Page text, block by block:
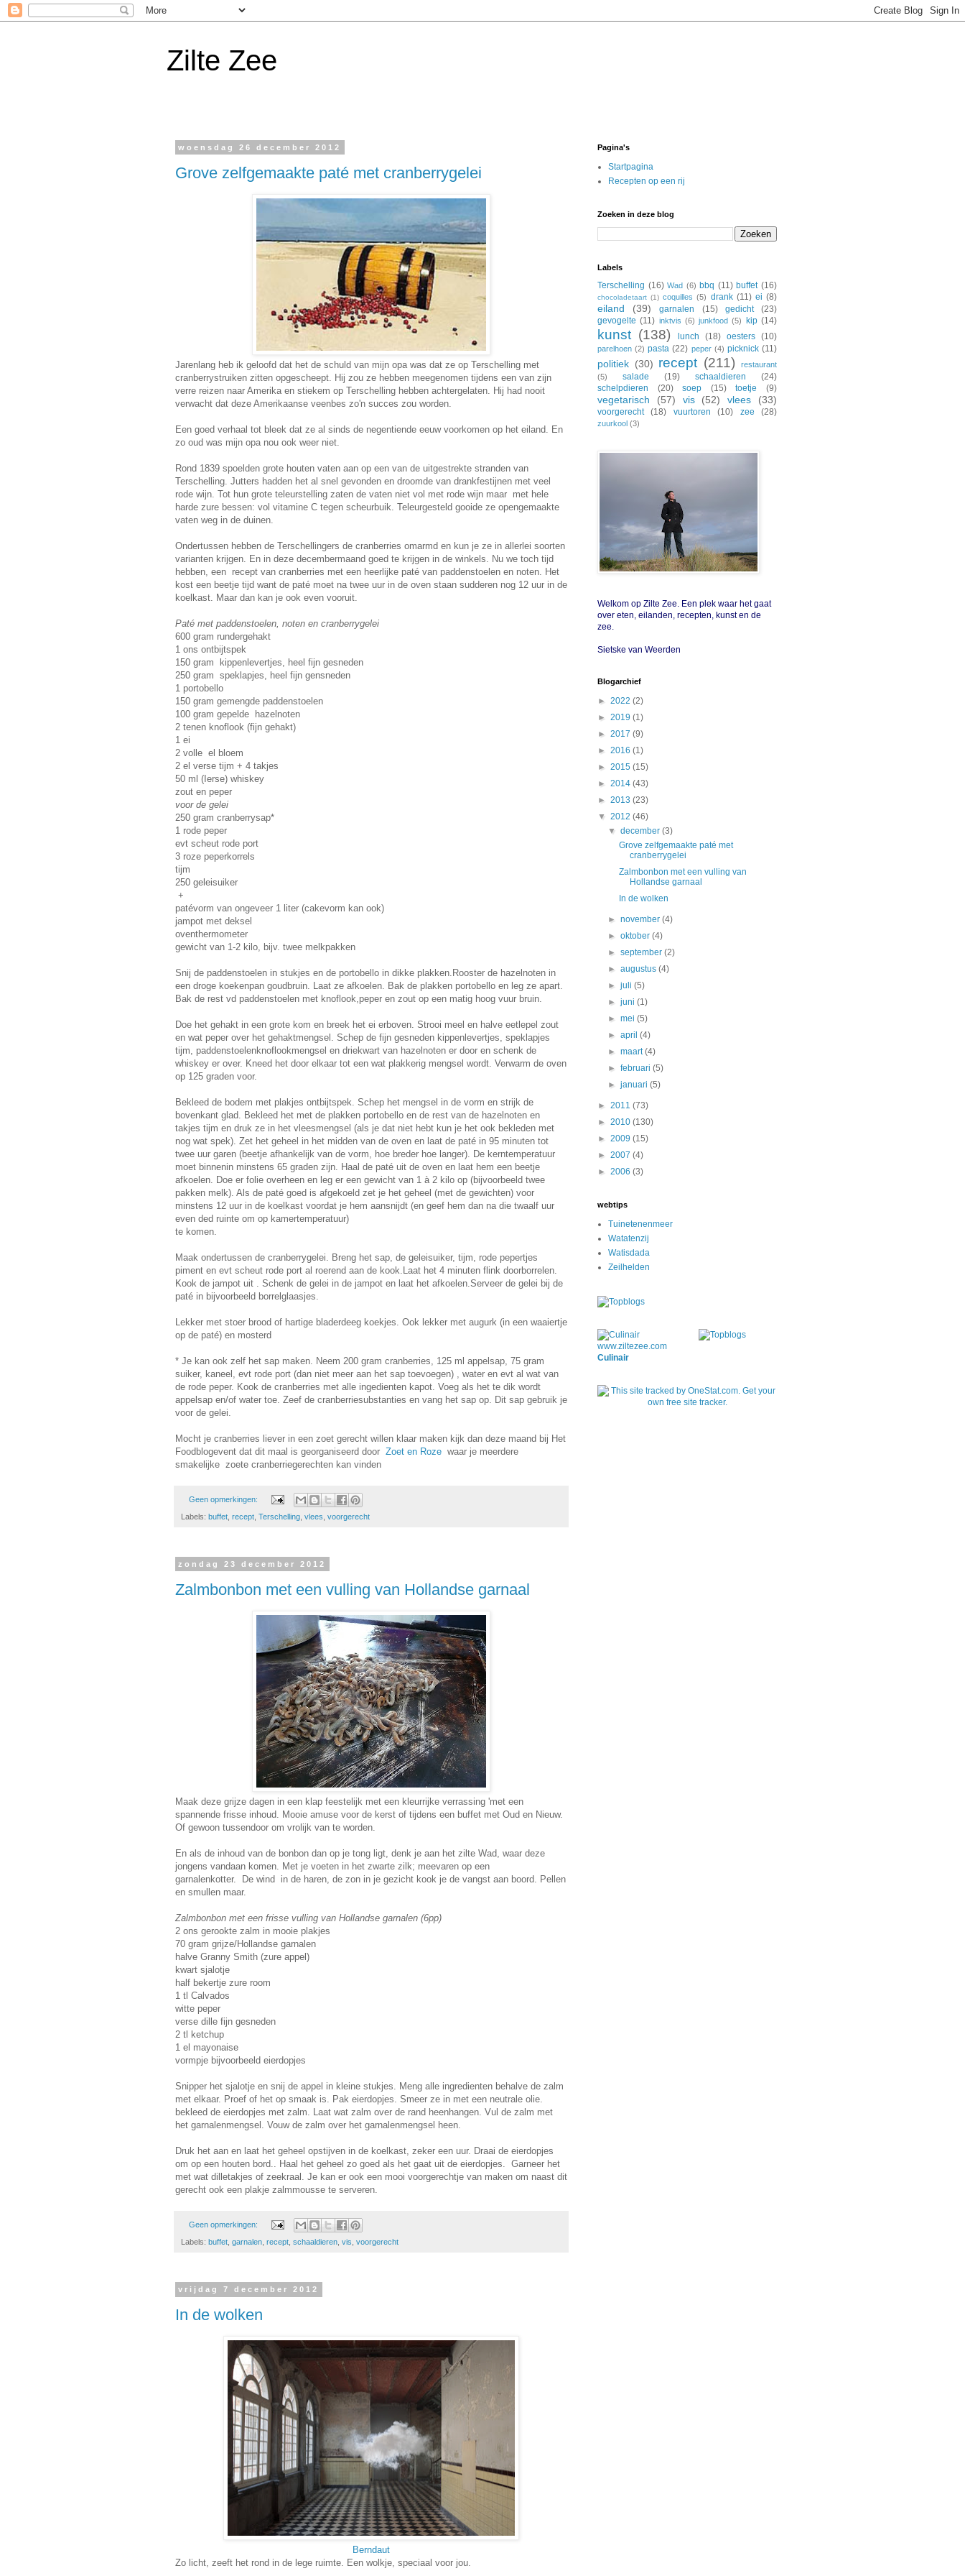
Zilte Zee
woensdag 26 december 2012
Grove zelfgemaakte paté met cranberrygelei
Jarenlang heb ik geloofd dat het de schuld van mijn opa was dat ze op Terschelling met
cranberrystruiken zitten opgescheept. Hij zou ze hebben meegenomen tijdens een van zijn
verre reizen naar Amerika en stiekem op Terschelling hebben achtergelaten. Hij had nooit
verwacht dat deze Amerikaanse veenbes zo'n succes zou worden.
Een goed verhaal tot bleek dat ze al sinds de negentiende eeuw voorkomen op het eiland. En
zo oud was mijn opa nou ook weer niet.
Rond 1839 spoelden grote houten vaten aan op een van de uitgestrekte stranden van
Terschelling. Jutters hadden het al snel gevonden en droomde van drankfestijnen met veel
rode wijn. Tot hun grote teleurstelling zaten de vaten niet vol met rode wijn maar met hele
harde zure bessen: vol vitamine C tegen scheurbuik. Teleurgesteld gooide ze opengemaakte
vaten weg in de duinen.
Ondertussen hebben de Terschellingers de cranberries omarmd en kun je ze in allerlei soorten
varianten krijgen. En in deze decembermaand goed te krijgen in de winkels. Nu we toch tijd
hebben, een recept van cranberries met een heerlijke paté van paddenstoelen en noten. Het
kost een beetje tijd want de paté moet na twee uur in de oven staan sudderen nog 12 uur in de
koelkast. Maar dan kan je ook even vooruit.
Paté met paddenstoelen, noten en cranberrygelei
600 gram rundergehakt
1 ons ontbijtspek
150 gram kippenlevertjes, heel fijn gesneden
250 gram speklapjes, heel fijn gensneden
1 portobello
150 gram gemengde paddenstoelen
100 gram gepelde hazelnoten
2 tenen knoflook (fijn gehakt)
1 ei
2 volle el bloem
2 el verse tijm + 4 takjes
50 ml (Ierse) whiskey
zout en peper
voor de gelei
250 gram cranberrysap*
1 rode peper
evt scheut rode port
3 roze peperkorrels
tijm
250 geleisuiker
+
patévorm van ongeveer 1 liter (cakevorm kan ook)
jampot met deksel
oventhermometer
gewicht van 1-2 kilo, bijv. twee melkpakken
Snij de paddenstoelen in stukjes en de portobello in dikke plakken.Rooster de hazelnoten in
een droge koekenpan goudbruin. Laat ze afkoelen. Bak de plakken portobello en leg ze apart.
Bak de rest vd paddenstoelen met knoflook,peper en zout op een matig hoog vuur bruin.
Doe het gehakt in een grote kom en breek het ei erboven. Strooi meel en halve eetlepel zout
en wat peper over het gehaktmengsel. Schep de fijn gesneden kippenlevertjes, speklapjes
tijm, paddenstoelenknoflookmengsel en driekwart van hazelnoten er door en schenk de
whiskey er over. Kneed het door elkaar tot een wat plakkerig mengsel wordt. Verwarm de oven
op 125 graden voor.
Bekleed de bodem met plakjes ontbijtspek. Schep het mengsel in de vorm en strijk de
bovenkant glad. Bekleed het met de plakken portobello en de rest van de hazelnoten en
takjes tijm en druk ze in het vleesmengsel (als je dat niet hebt kun je het ook bekleden met
nog wat spek). Zet het geheel in het midden van de oven en laat de paté in 95 minuten tot
twee uur garen (beetje afhankelijk van de vorm, hoe breder hoe langer). De kerntemperatuur
moet binnenin minstens 65 graden zijn. Haal de paté uit de oven en laat hem een beetje
afkoelen. Doe er folie overheen en leg er een gewicht van 1 à 2 kilo op (bijvoorbeeld twee
pakken melk). Als de paté goed is afgekoeld zet je het geheel (met de gewichten) voor
minstens 12 uur in de koelkast voordat je hem aansnijdt (en geef hem dan na die twaalf uur
even ded ruinte om op kamertemperatuur)
te komen.
Maak ondertussen de cranberrygelei. Breng het sap, de geleisuiker, tijm, rode pepertjes
piment en evt scheut rode port al roerend aan de kook.Laat het 4 minuten flink doorborrelen.
Kook de jampot uit . Schenk de gelei in de jampot en laat het afkoelen.Serveer de gelei bij de
paté in bijvoorbeeld borrelglaasjes.
Lekker met stoer brood of hartige bladerdeeg koekjes. Ook lekker met augurk (in een waaiertje
op de paté) en mosterd
* Je kan ook zelf het sap maken. Neem 200 gram cranberries, 125 ml appelsap, 75 gram
suiker, kaneel, evt rode port (dan niet meer aan het sap toevoegen) , water en evt al wat van
de rode peper. Kook de cranberries met alle ingedienten kapot. Voeg als het te dik wordt
appelsap en/of water toe. Zeef de cranberriesubstanties en vang het sap op. Dit sap gebruik je
voor de gelei.
Mocht je cranberries liever in een zoet gerecht willen klaar maken kijk dan deze maand bij Het
Foodblogevent dat dit maal is georganiseerd door Zoet en Roze waar je meerdere
smakelijke zoete cranberriegerechten kan vinden
Geen opmerkingen:
Labels: buffet recept Terschelling vlees voorgerecht
zondag 23 december 2012
Zalmbonbon met een vulling van Hollandse garnaal
Maak deze grijze dagen in een klap feestelijk met een kleurrijke verrassing 'met een
spannende frisse inhoud. Mooie amuse voor de kerst of tijdens een buffet met Oud en Nieuw.
Of gewoon tussendoor om vrolijk van te worden.
En als de inhoud van de bonbon dan op je tong ligt, denk je aan het zilte Wad, waar deze
jongens vandaan komen. Met je voeten in het zwarte zilk; meevaren op een
garnalenkotter. De wind in de haren, de zon in je gezicht kook je de vangst aan boord. Pellen
en smullen maar.
Zalmbonbon met een frisse vulling van Hollandse garnalen (6pp)
2 ons gerookte zalm in mooie plakjes
70 gram grijze/Hollandse garnalen
halve Granny Smith (zure appel)
kwart sjalotje
half bekertje zure room
1 tl Calvados
witte peper
verse dille fijn gesneden
2 tl ketchup
1 el mayonaise
vormpje bijvoorbeeld eierdopjes
Snipper het sjalotje en snij de appel in kleine stukjes. Meng alle ingredienten behalve de zalm
met elkaar. Proef of het op smaak is. Pak eierdopjes. Smeer ze in met een neutrale olie.
bekleed de eierdopjes met zalm. Laat wat zalm over de rand heenhangen. Vul de zalm met
het garnalenmengsel. Vouw de zalm over het garnalenmengsel heen.
Druk het aan en laat het geheel opstijven in de koelkast, zeker een uur. Draai de eierdopjes
om op een houten bord.. Haal het geheel zo goed als het gaat uit de eierdopjes. Garneer het
met wat dilletakjes of zeekraal. Je kan er ook een mooi voorgerechtje van maken om naast dit
gerecht ook een plakje zalmmousse te serveren.
Geen opmerkingen:
Labels: buffet garnalen recept schaaldieren vis voorgerecht
vrijdag 7 december 2012
In de wolken
Berndaut
Zo licht, zeeft het rond in de lege ruimte. Een wolkje, speciaal voor jou.
Pagina's
Startpagina
Recepten op een rij
Zoeken in deze blog
Labels
Terschelling (16) Wad (6) bbq (11) buffet (16)
chocoladetaart (1) coquilles (5) drank (11) ei (8)
eiland (39) garnalen (15) gedicht
(23)
gevogelte (11) inktvis (6) junkfood (5) kip (14)
kunst (138) lunch (18) oesters (10)
parelhoen (2) pasta (22) peper (4) picknick (11)
politiek (30) recept (211)
restaurant
(5)
salade (19) schaaldieren
(24)
schelpdieren
(20) soep (15) toetje (9)
vegetarisch (57) vis (52) vlees (33)
voorgerecht (18) vuurtoren (10) zee (28)
zuurkool (3)
Welkom op Zilte Zee. Een plek waar het gaat
over eten, eilanden, recepten, kunst en de
zee.
Sietske van Weerden
Blogarchief
► 2022 (2)
► 2019 (1)
► 2017 (9)
► 2016 (1)
► 2015 (15)
► 2014 (43)
► 2013 (23)
▼ 2012 (46)
▼december(3)
Grove zelfgemaakte paté met
cranberrygelei
Zalmbonbon met een vulling van
Hollandse garnaal
In de wolken
►november(4)
►oktober(4)
►september(2)
►augustus(4)
►juli(5)
►juni(1)
►mei(5)
►april(4)
►maart(4)
►februari(5)
►januari(5)
► 2011 (73)
► 2010 (130)
► 2009 (15)
► 2007 (4)
► 2006 (3)
webtips
Tuinetenenmeer
Watatenzij
Watisdada
Zeilhelden
Culinair